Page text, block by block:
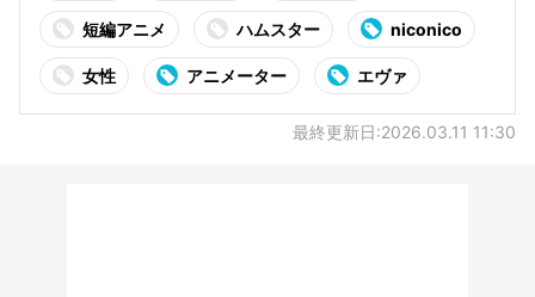
短編アニメ ハムスター niconico
女性 アニメーター エヴァ
最終更新日:2026.03.11 11:30